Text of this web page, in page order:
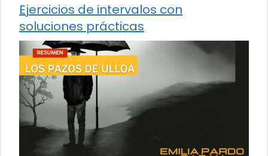
Ejercicios de intervalos con
soluciones prácticas